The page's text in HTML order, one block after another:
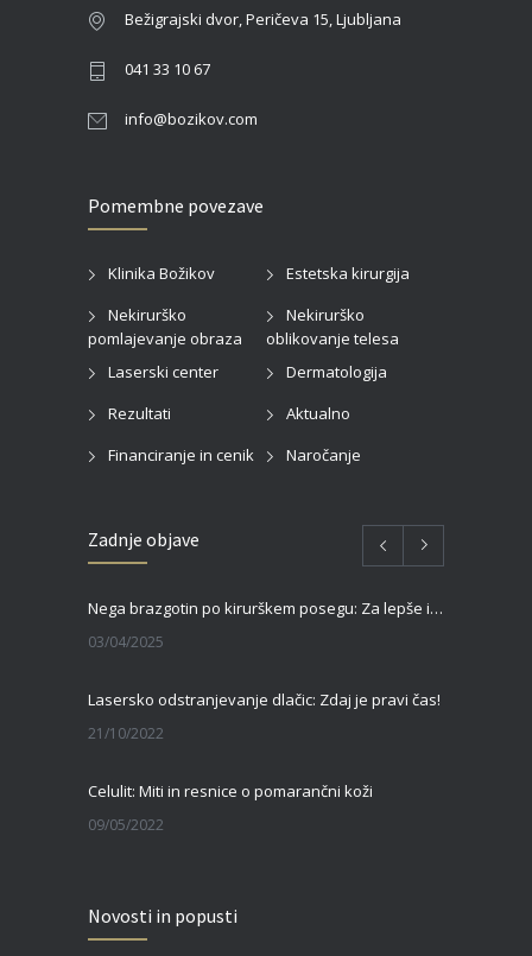
Bežigrajski dvor, Peričeva 15, Ljubljana
041 33 10 67
info@bozikov.com
Pomembne povezave
Klinika Božikov
Estetska kirurgija
Nekirurško
pomlajevanje obraza
Nekirurško
oblikovanje telesa
Laserski center
Dermatologija
Rezultati
Aktualno
Financiranje in cenik
Naročanje
Zadnje objave
Nega brazgotin po kirurškem posegu: Za lepše in hitrejše celjenje
03/04/2025
Lasersko odstranjevanje dlačic: Zdaj je pravi čas!
21/10/2022
Celulit: Miti in resnice o pomarančni koži
09/05/2022
27/02/2022
Novosti in popusti